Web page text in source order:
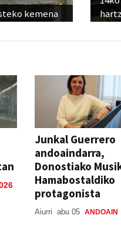
kemena
Junkal Guerrero
andoaindarra,
Donostiako
Hamabostaldiko
protagonista
Aiurri abu 05 ANDOAIN